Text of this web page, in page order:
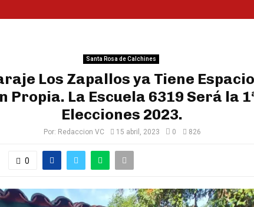
Santa Rosa de Calchines
Los Zapallos ya Tiene
Propia. La Escuela 6319 Será la
Elecciones 2023.
Por: Redaccion VC 15 abril, 2023 0 826
0